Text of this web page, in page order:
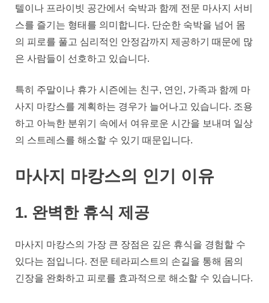
특
별
한
시
텔이나 프라이빗 공간에서 숙박과 함께 전문 마사지 서비
스를 즐기는 형태를 의미합니다. 단순한 숙박을 넘어 몸
의 피로를 풀고 심리적인 안정감까지 제공하기 때문에 많
은 사람들이 선호하고 있습니다.
특히 주말이나 휴가 시즌에는 친구, 연인, 가족과 함께 마
사지 마캉스를 계획하는 경우가 늘어나고 있습니다. 조용
하고 아늑한 분위기 속에서 여유로운 시간을 보내며 일상
의 스트레스를 해소할 수 있기 때문입니다.
마사지 마캉스의 인기 이유
1. 완벽한 휴식 제공
마사지 마캉스의 가장 큰 장점은 깊은 휴식을 경험할 수
있다는 점입니다. 전문 테라피스트의 손길을 통해 몸의
긴장을 완화하고 피로를 효과적으로 해소할 수 있습니다.